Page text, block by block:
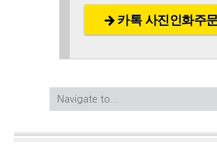
카톡 사진인화주